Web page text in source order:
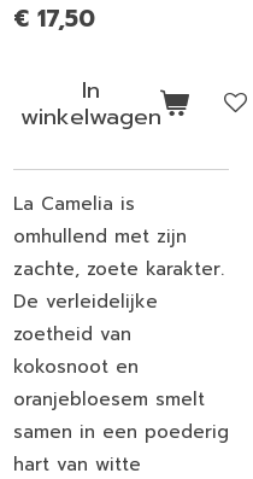
€ 17,50
In
winkelwagen
La Camelia is
omhullend met zijn
zachte, zoete karakter.
De verleidelijke
zoetheid van
kokosnoot en
oranjebloesem smelt
samen in een poederig
hart van witte